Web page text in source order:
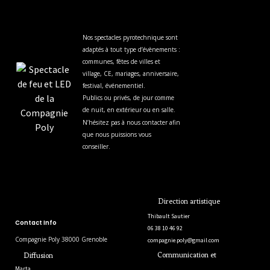
Nos spectacles pyrotechnique sont
adaptés à tout type d’évènements :
communes, fêtes de villes et
village, CE, mariages, anniversaire,
festival, événementiel.
Publics ou privés, de jour comme
de nuit, en extérieur ou en salle.
N’hésitez pas à nous contacter afin
que nous puissions vous
conseiller.
Contact Info
Compagnie Poly 38000 Grenoble
Diffusion
Direction artistique
Thibault Sautier
06 38 10 46 92
compagnie.poly@gmail.com
Communication et